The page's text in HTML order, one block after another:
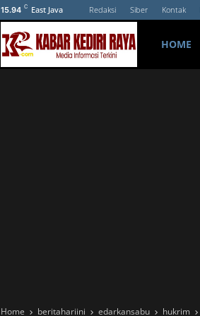
15.94 C East Java Redaksi Siber Kontak
HOME
Home beritahariini edarkansabu hukrim